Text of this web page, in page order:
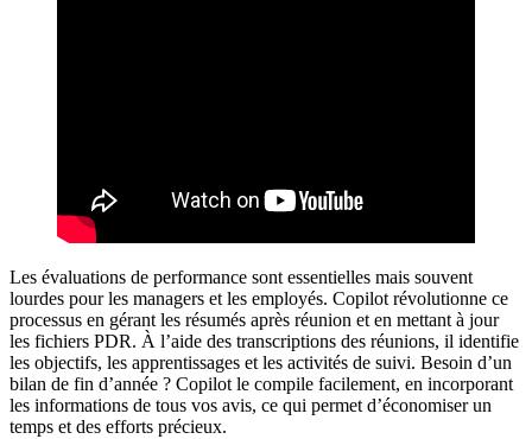
Les évaluations de performance sont essentielles mais souvent
lourdes pour les managers et les employés. Copilot révolutionne ce
processus en gérant les résumés après réunion et en mettant à jour
les fichiers PDR. À l’aide des transcriptions des réunions, il identifie
les objectifs, les apprentissages et les activités de suivi. Besoin d’un
bilan de fin d’année ? Copilot le compile facilement, en incorporant
les informations de tous vos avis, ce qui permet d’économiser un
temps et des efforts précieux.